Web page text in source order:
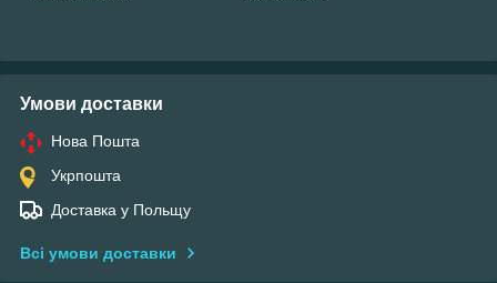
Умови доставки
Нова Пошта
Укрпошта
Доставка у Польщу
Всі умови доставки